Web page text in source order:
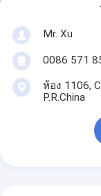
Mr. Xu
0086 571
ห้อง 1106,
P.R.China